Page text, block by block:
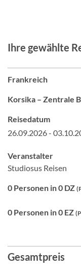
Ihre gewählte
Frankreich
Korsika – Zentrale
Reisedatum
26.09.2026 -
Veranstalter
Studiosus Reisen
0 Personen in 0 DZ
0 Personen in 0 EZ
Gesamtpreis